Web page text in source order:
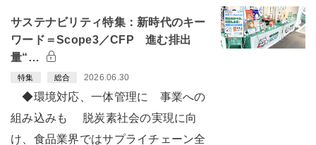
サステナビリティ特集：新時代のキー
ワード＝Scope3／CFP 進む排出
量“…
特集 総合 2026.06.30
◆環境対応、一体管理に 事業への
組み込みも 脱炭素社会の実現に向
け、食品業界ではサプライチェーン全